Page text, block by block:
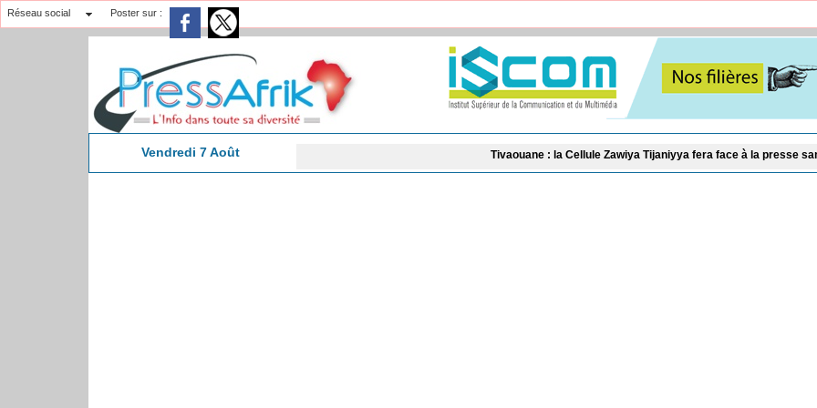
Réseau social Poster sur :
Vendredi 7 Août ​Tivaouane : la Cellule Zawiya Tijaniyya fera face à la presse samedi pour